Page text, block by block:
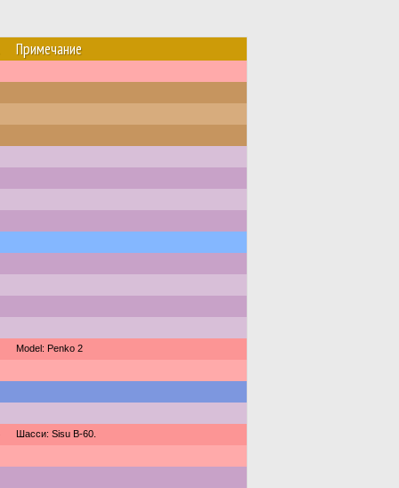
Примечание
Model: Penko 2
Шасси: Sisu B-60.